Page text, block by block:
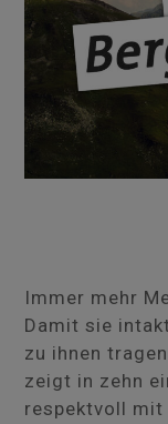
Immer mehr
Damit sie
zu ihnen
zeigt in zehn
respektvoll mit